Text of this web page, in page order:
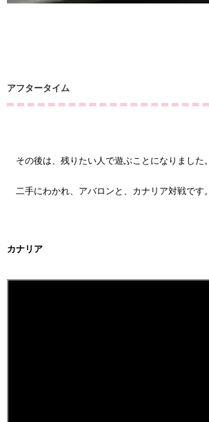
アフタータイム
その後は、残りたい人で遊ぶことになりました。
二手にわかれ、アバロンと、カナリア対戦です。
カナリア